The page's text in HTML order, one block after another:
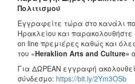
Πολιτισμού
Εγγραφείτε τώρα στο κανάλι
Ηρακλείου και παρακολουθήστε
on line πρεμιέρες καθώς και
του «Heraklion Arts and Culture»
Για ΔΩΡΕΑΝ εγγραφή
σύνδεσμο: https://bit.ly/2Ym3OSb